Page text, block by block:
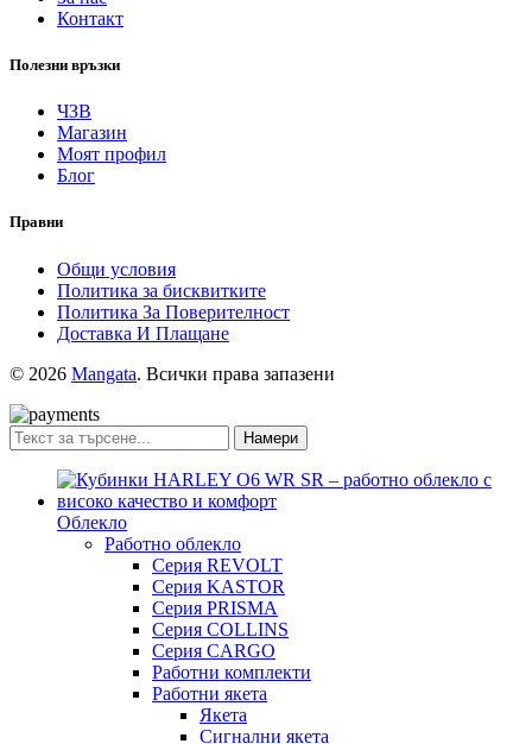
Контакт
Полезни връзки
ЧЗВ
Магазин
Моят профил
Блог
Правни
Общи условия
Политика за бисквитките
Политика За Поверителност
Доставка И Плащане
© 2026 Mangata. Всички права запазени
Намери
Облекло
Работно облекло
Серия REVOLT
Серия KASTOR
Серия PRISMA
Серия COLLINS
Серия CARGO
Работни комплекти
Работни якета
Якета
Сигнални якета